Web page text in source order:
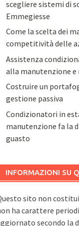
scegliere sistemi di
Emmegiesse
Come la scelta dei
competitività delle
Assistenza
alla manutenzione e
Costruire un
gestione passiva
Condizionatori in
manutenzione fa la
guasto
INFORMAZIONI SU
sito non
ha carattere
secondo la